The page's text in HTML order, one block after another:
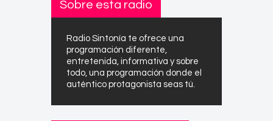
Sobre esta radio
Radio Sintonía te ofrece una
programación diferente,
entretenida, informativa y sobre
todo, una programación donde el
auténtico protagonista seas tú.